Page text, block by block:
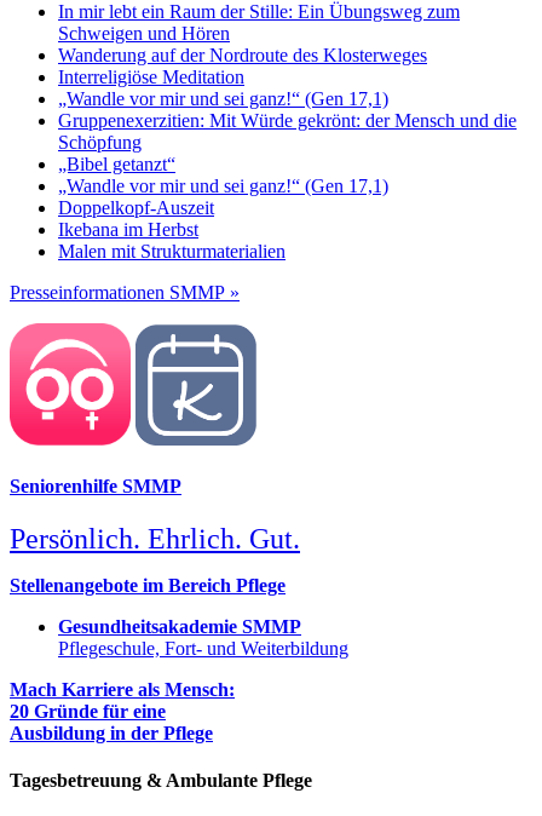
In mir lebt ein Raum der Stille: Ein Übungsweg zum
Schweigen und Hören
Wanderung auf der Nordroute des Klosterweges
Interreligiöse Meditation
„Wandle vor mir und sei ganz!“ (Gen 17,1)
Gruppenexerzitien: Mit Würde gekrönt: der Mensch und die
Schöpfung
„Bibel getanzt“
„Wandle vor mir und sei ganz!“ (Gen 17,1)
Doppelkopf-Auszeit
Ikebana im Herbst
Malen mit Strukturmaterialien
Presseinformationen SMMP »
Seniorenhilfe SMMP
Persönlich. Ehrlich. Gut.
Stellenangebote im Bereich Pflege
Gesundheitsakademie SMMP
Pflegeschule, Fort- und Weiterbildung
Mach Karriere als Mensch:
20 Gründe für eine
Ausbildung in der Pflege
Tagesbetreuung & Ambulante Pflege